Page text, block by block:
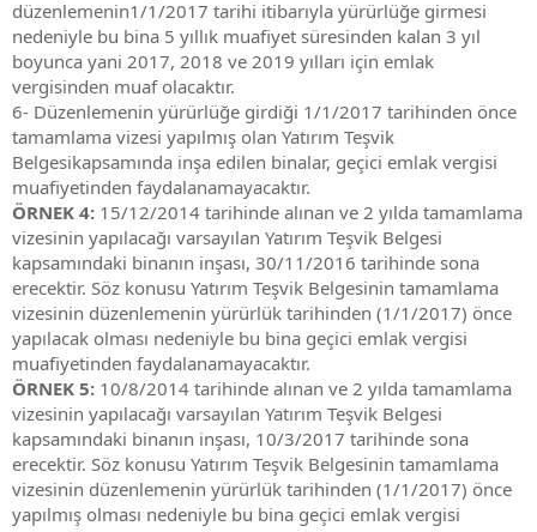
düzenlemenin1/1/2017 tarihi itibarıyla yürürlüğe girmesi
nedeniyle bu bina 5 yıllık muafiyet süresinden kalan 3 yıl
boyunca yani 2017, 2018 ve 2019 yılları için emlak
vergisinden muaf olacaktır.
6- Düzenlemenin yürürlüğe girdiği 1/1/2017 tarihinden önce
tamamlama vizesi yapılmış olan Yatırım Teşvik
Belgesikapsamında inşa edilen binalar, geçici emlak vergisi
muafiyetinden faydalanamayacaktır.
ÖRNEK 4: 15/12/2014 tarihinde alınan ve 2 yılda tamamlama
vizesinin yapılacağı varsayılan Yatırım Teşvik Belgesi
kapsamındaki binanın inşası, 30/11/2016 tarihinde sona
erecektir. Söz konusu Yatırım Teşvik Belgesinin tamamlama
vizesinin düzenlemenin yürürlük tarihinden (1/1/2017) önce
yapılacak olması nedeniyle bu bina geçici emlak vergisi
muafiyetinden faydalanamayacaktır.
ÖRNEK 5: 10/8/2014 tarihinde alınan ve 2 yılda tamamlama
vizesinin yapılacağı varsayılan Yatırım Teşvik Belgesi
kapsamındaki binanın inşası, 10/3/2017 tarihinde sona
erecektir. Söz konusu Yatırım Teşvik Belgesinin tamamlama
vizesinin düzenlemenin yürürlük tarihinden (1/1/2017) önce
yapılmış olması nedeniyle bu bina geçici emlak vergisi